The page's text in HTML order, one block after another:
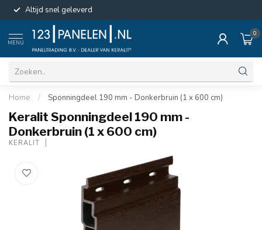
Altijd snel geleverd
MENU
0
Home / Sponningdeel 190 mm - Donkerbruin (1 x 600 cm)
Keralit Sponningdeel 190 mm -
Donkerbruin (1 x 600 cm)
KERALIT